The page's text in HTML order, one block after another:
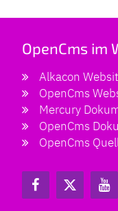
OpenCms im
Alkacon
OpenCms
Mercury
OpenCms
OpenCms